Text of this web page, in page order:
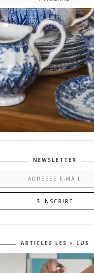
NEWSLETTER
ARTICLES LES + LUS